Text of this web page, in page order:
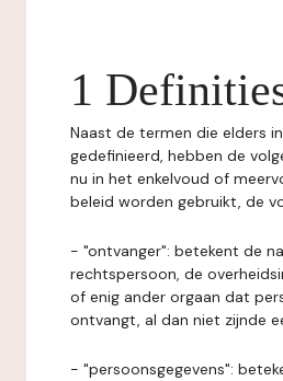
1
Naast de termen die elders
gedefinieerd, hebben de
nu in het enkelvoud of
beleid worden gebruikt, de
- "ontvanger": betekent de
rechtspersoon, de
of enig ander orgaan dat
ontvangt, al dan niet zijnde
- "persoonsgegevens":